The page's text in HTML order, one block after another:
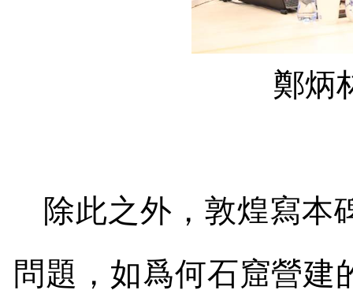
鄭炳
除此之外，敦煌寫本
問題，如爲何石窟營建